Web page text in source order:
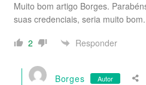
Muito bom artigo Borges.
suas credenciais, seria muito bom.
2
Responder
Borges Autor